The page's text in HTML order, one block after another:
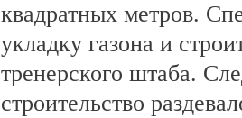
квадратных метров.
укладку газона и
тренерского штаба.
строительство